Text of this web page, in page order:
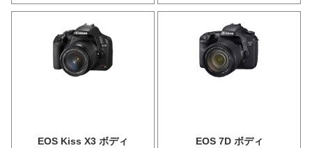
EOS Kiss X3 ボディ EOS 7D ボディ